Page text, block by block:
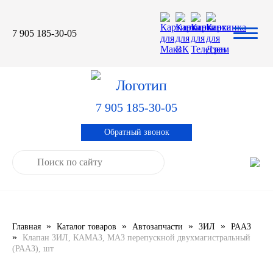
7 905 185-30-05
ELF
IDEMITSU
Специальная оценка условий труда
Применяемость тормозных
Система контроля качества
Сертификация продукции
7 905 185-30-05
Обратный звонок
Главная » Каталог товаров » Автозапчасти » ЗИЛ » РААЗ
»
Клапан ЗИЛ, КАМАЗ, МАЗ перепускной двухмагистральный
(РААЗ), шт